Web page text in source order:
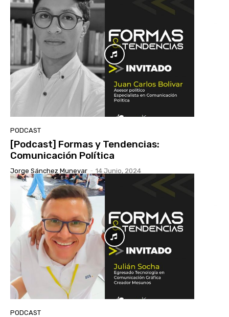
PODCAST
[Podcast] Formas y Tendencias:
Comunicación Política
Jorge Sánchez Munevar - 14 Junio, 2024
PODCAST